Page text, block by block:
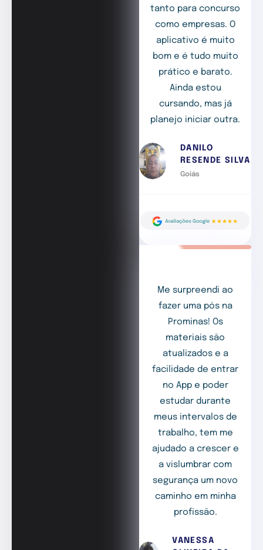
tanto para concurso
como empresas. O
aplicativo é muito
bom e é tudo muito
prático e barato.
Ainda estou
cursando, mas já
planejo iniciar outra.
DANILO
RESENDE SILVA
Goiás
Me surpreendi ao
fazer uma pós na
Prominas! Os
materiais são
atualizados e a
facilidade de entrar
no App e poder
estudar durante
meus intervalos de
trabalho, tem me
ajudado a crescer e
a vislumbrar com
segurança um novo
caminho em minha
profissão.
VANESSA